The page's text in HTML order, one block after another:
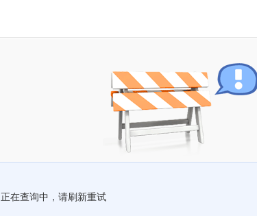
正在查询中，请刷新重试